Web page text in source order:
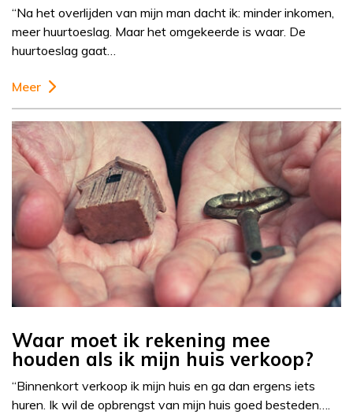
“Na het overlijden van mijn man dacht ik: minder inkomen,
meer huurtoeslag. Maar het omgekeerde is waar. De
huurtoeslag gaat…
Meer
Waar moet ik rekening mee
houden als ik mijn huis verkoop?
“Binnenkort verkoop ik mijn huis en ga dan ergens iets
huren. Ik wil de opbrengst van mijn huis goed besteden….